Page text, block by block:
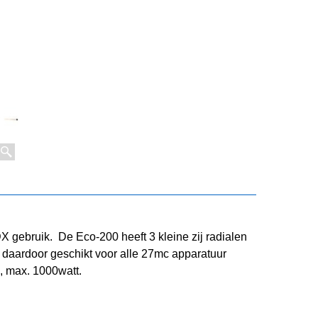
gebruik. De Eco-200 heeft 3 kleine zij radialen
geschikt voor alle 27mc apparatuur
max. 1000watt.